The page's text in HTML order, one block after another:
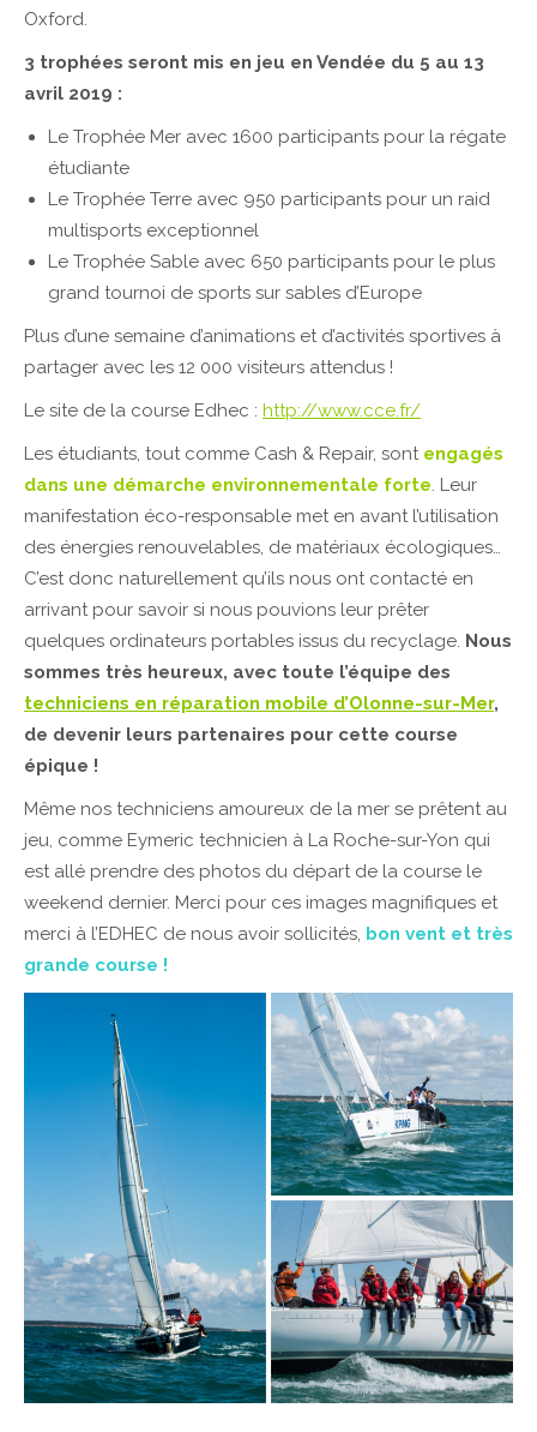
Oxford.
3 trophées seront mis en jeu en Vendée du 5 au 13
avril 2019 :
Le Trophée Mer avec 1600 participants pour la régate
étudiante
Le Trophée Terre avec 950 participants pour un raid
multisports exceptionnel
Le Trophée Sable avec 650 participants pour le plus
grand tournoi de sports sur sables d’Europe
Plus d’une semaine d’animations et d’activités sportives à
partager avec les 12 000 visiteurs attendus !
Le site de la course Edhec : http://www.cce.fr/
Les étudiants, tout comme Cash & Repair, sont engagés
dans une démarche environnementale forte. Leur
manifestation éco-responsable met en avant l’utilisation
des énergies renouvelables, de matériaux écologiques…
C’est donc naturellement qu’ils nous ont contacté en
arrivant pour savoir si nous pouvions leur prêter
quelques ordinateurs portables issus du recyclage. Nous
sommes très heureux, avec toute l’équipe des
techniciens en réparation mobile d’Olonne-sur-Mer,
de devenir leurs partenaires pour cette course
épique !
Même nos techniciens amoureux de la mer se prêtent au
jeu, comme Eymeric technicien à La Roche-sur-Yon qui
est allé prendre des photos du départ de la course le
weekend dernier. Merci pour ces images magnifiques et
merci à l’EDHEC de nous avoir sollicités, bon vent et très
grande course !